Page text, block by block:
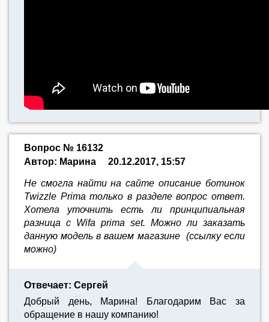
Вопрос № 16132
Автор: Марина
20.12.2017, 15:57
Не смогла найти на сайте описание ботинок
Twizzle Prima только в разделе вопрос ответ.
Хотела уточнить есть ли принципиальная
разница с Wifa prima set. Можно ли заказать
данную модель в вашем магазине (ссылку если
можно)
Отвечает: Сергей
Добрый день, Марина! Благодарим Вас за
обращение в нашу компанию!